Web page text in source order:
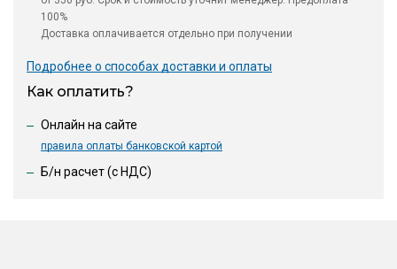
100%
Доставка оплачивается отдельно при получении
Подробнее о способах доставки и оплаты
Как оплатить?
Онлайн на сайте
правила оплаты банковской картой
Б/н расчет (c НДС)